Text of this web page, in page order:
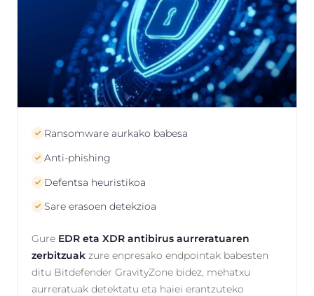
Ransomware aurkako babesa
Anti-phishing
Defentsa heuristikoa
Sare erasoen detekzioa
Gure EDR eta XDR antibirus aurreratuaren
zerbitzuak zure enpresako endpointak babesten
ditu Bitdefender GravityZone bidez, mehatxu
aurreratuak detektatu eta haiei erantzuteko